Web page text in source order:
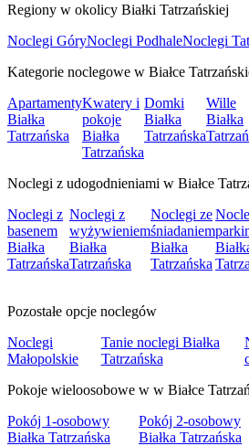
Regiony w okolicy Białki Tatrzańskiej
Noclegi GóryNoclegi PodhaleNoclegi
Kategorie noclegowe w Białce
Apartamenty
Białka
Tatrzańska
Kwatery i
pokoje
Białka
Tatrzańska
Domki
Białka
Tatrzańska
Wille
Białka
Noclegi z udogodnieniami w Białce
Noclegi z
basenem
Białka
Tatrzańska
Noclegi z
wyżywieniem
Białka
Tatrzańska
Noclegi ze
śniadaniem
Białka
Tatrzańska
Pozostałe opcje noclegów
Noclegi
Małopolskie
Tanie noclegi Białka
Tatrzańska
Pokoje wieloosobowe w w Białce
Pokój 1-osobowy
Białka Tatrzańska
Pokój 2-osobowy
Białka Tatrzańska